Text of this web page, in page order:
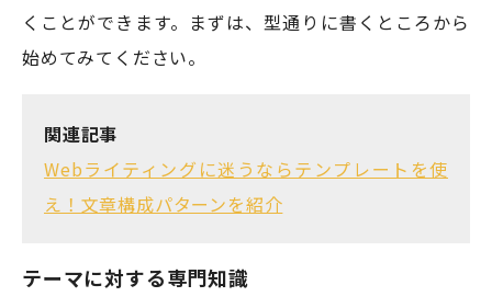
くことができます。まずは、型通りに書くところから
始めてみてください。
関連記事
Webライティングに迷うならテンプレートを使
え！文章構成パターンを紹介
テーマに対する専門知識